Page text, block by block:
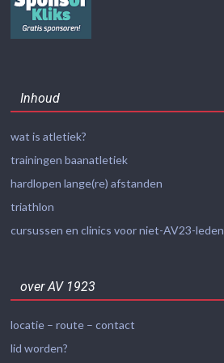
Inhoud
wat is atletiek?
trainingen baanatletiek
hardlopen lange(re) afstanden
triathlon
cursussen en clinics voor niet-AV23-leden
over AV 1923
locatie – route – contact
lid worden?